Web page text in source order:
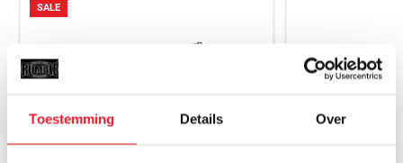
Toestemming Details Over
SALE